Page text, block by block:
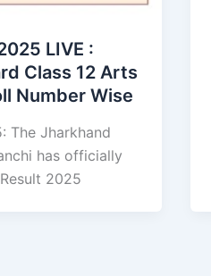
LIVE :
Class 12 Arts
Number Wise
The Jharkhand
has officially
2025